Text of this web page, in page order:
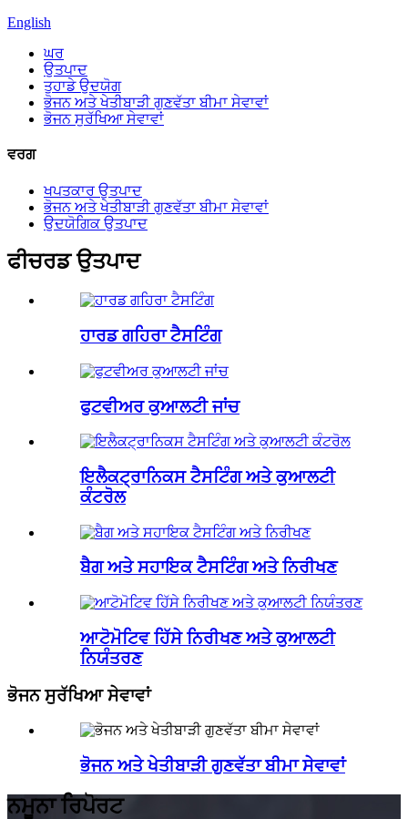
English
ਘਰ
ਉਤਪਾਦ
ਤੁਹਾਡੇ ਉਦਯੋਗ
ਭੋਜਨ ਅਤੇ ਖੇਤੀਬਾੜੀ ਗੁਣਵੱਤਾ ਬੀਮਾ ਸੇਵਾਵਾਂ
ਭੋਜਨ ਸੁਰੱਖਿਆ ਸੇਵਾਵਾਂ
ਵਰਗ
ਖਪਤਕਾਰ ਉਤਪਾਦ
ਭੋਜਨ ਅਤੇ ਖੇਤੀਬਾੜੀ ਗੁਣਵੱਤਾ ਬੀਮਾ ਸੇਵਾਵਾਂ
ਉਦਯੋਗਿਕ ਉਤਪਾਦ
ਫੀਚਰਡ ਉਤਪਾਦ
ਹਾਰਡ ਗਹਿਰਾ ਟੈਸਟਿੰਗ
ਫੁਟਵੀਅਰ ਕੁਆਲਟੀ ਜਾਂਚ
ਇਲੈਕਟ੍ਰਾਨਿਕਸ ਟੈਸਟਿੰਗ ਅਤੇ ਕੁਆਲਟੀ
ਕੰਟਰੋਲ
ਬੈਗ ਅਤੇ ਸਹਾਇਕ ਟੈਸਟਿੰਗ ਅਤੇ ਨਿਰੀਖਣ
ਆਟੋਮੋਟਿਵ ਹਿੱਸੇ ਨਿਰੀਖਣ ਅਤੇ ਕੁਆਲਟੀ
ਨਿਯੰਤਰਣ
ਭੋਜਨ ਸੁਰੱਖਿਆ ਸੇਵਾਵਾਂ
ਭੋਜਨ ਅਤੇ ਖੇਤੀਬਾੜੀ ਗੁਣਵੱਤਾ ਬੀਮਾ ਸੇਵਾਵਾਂ
ਨਮੂਨਾ ਰਿਪੋਰਟ